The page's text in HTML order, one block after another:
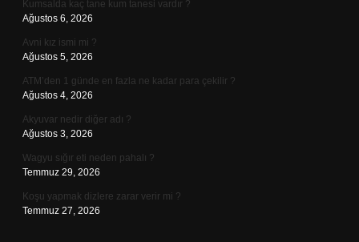
Kumsalda kaç tane kum tanesi vardır ?
Ağustos 6, 2026
Avni kız ismi mi ?
Ağustos 5, 2026
ATM’den 1 günde en fazla ne kadar para çekilir ?
Ağustos 4, 2026
Akyuvar nedir diğer adı ?
Ağustos 3, 2026
Wagyu sığır eti neden pahalı ?
Temmuz 29, 2026
Koşu yapmak dizlere zarar verir mi ?
Temmuz 27, 2026